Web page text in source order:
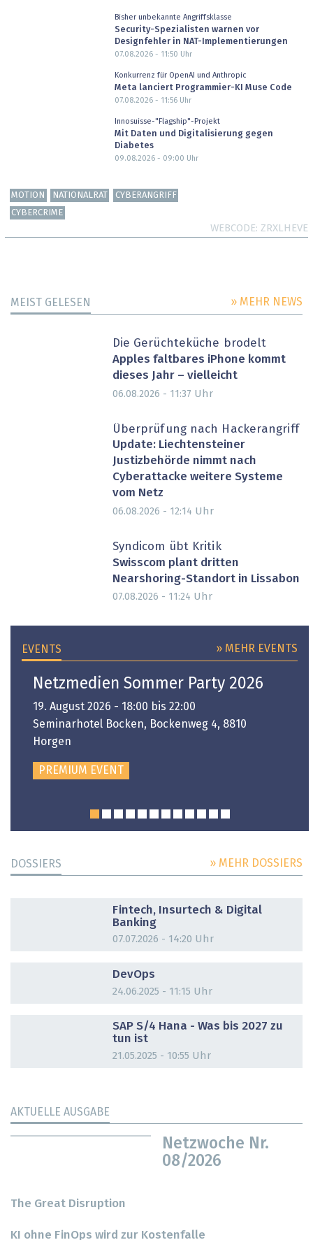
Bisher unbekannte Angriffsklasse
Security-Spezialisten warnen vor
Designfehler in NAT-Implementierungen
07.08.2026 - 11:50 Uhr
Konkurrenz für OpenAI und Anthropic
Meta lanciert Programmier-KI Muse Code
07.08.2026 - 11:56Uhr
Innosuisse-"Flagship"-Projekt
Mit Daten und Digitalisierung gegen
Diabetes
09.08.2026 - 09:00 Uhr
MOTION NATIONALRAT
CYBERANGRIFF
CYBERCRIME
WEBCODE ZRXLHEVE
MEIST GELESEN » MEHR NEWS
Die Gerüchteküche brodelt
Apples faltbares iPhone kommt
dieses Jahr – vielleicht
06.08.2026 - 11:37 Uhr
Überprüfung nach Hackerangriff
Update: Liechtensteiner
Justizbehörde nimmt nach
Cyberattacke weitere Systeme
vom Netz
06.08.2026 - 12:14 Uhr
Syndicom übt Kritik
Swisscom plant dritten
Nearshoring-Standort in Lissabon
07.08.2026 - 11:24 Uhr
EVENTS » MEHR EVENTS
Netzmedien Sommer Party 2026
19. August 2026 - 18:00 bis 22:00
Seminarhotel Bocken, Bockenweg 4, 8810
Horgen
PREMIUM EVENT
DOSSIERS » MEHR DOSSIERS
Fintech, Insurtech & Digital
Banking
07.07.2026 - 14:20 Uhr
DevOps
24.06.2025 - 11:15 Uhr
SAP S/4 Hana - Was bis 2027 zu
tun ist
21.05.2025 - 10:55 Uhr
AKTUELLE AUSGABE
Netzwoche Nr.
08/2026
The Great Disruption
KI ohne FinOps wird zur Kostenfalle